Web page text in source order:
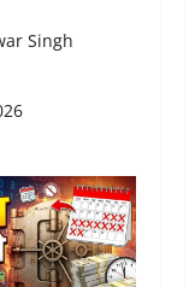
Singh